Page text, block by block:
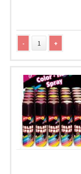
- +